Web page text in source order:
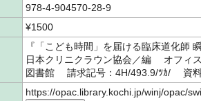
978-4-904570-28-9
¥1500
『「こども時間」を届ける臨床道化
日本クリニクラウン協会／編 オフィ
図書館 請求記号：4H/493.9/ﾂｶ/ 資料
https://opac.library.kochi.jp/winj/opac/